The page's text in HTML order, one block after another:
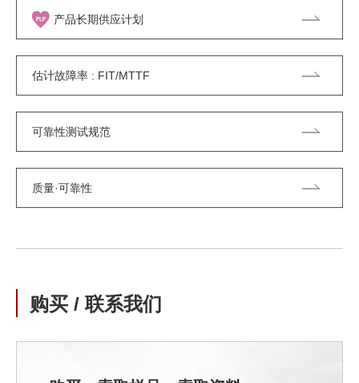
产品长期供应计划
估计故障率 : FIT/MTTF
可靠性测试规范
质量·可靠性
购买 / 联系我们